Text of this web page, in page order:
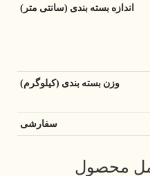
اندازه بسته بندی (سانتی متر)
وزن بسته بندی (کیلوگرم)
سفارشی
محصول